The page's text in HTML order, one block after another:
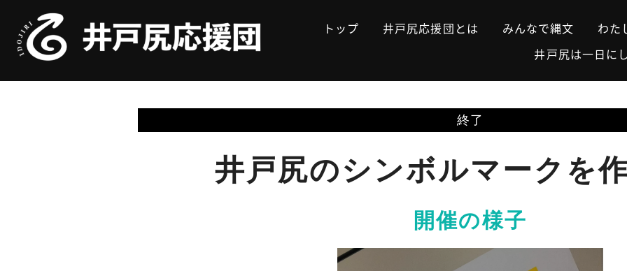
ン
トップ 井戸尻応援団とは みんなで縄文
わた
井戸尻は一日に
終了
井戸尻のシンボルマークを
開催の様子